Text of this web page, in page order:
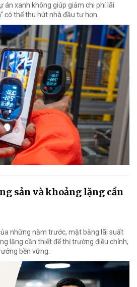
án xanh không giúp giảm chi phí lãi
có thể thu hút nhà đầu tư hơn.
sản và khoảng lặng cần
những năm trước, mặt bằng lãi suất
lặng cần thiết để thị trường điều chỉnh,
bền vững.